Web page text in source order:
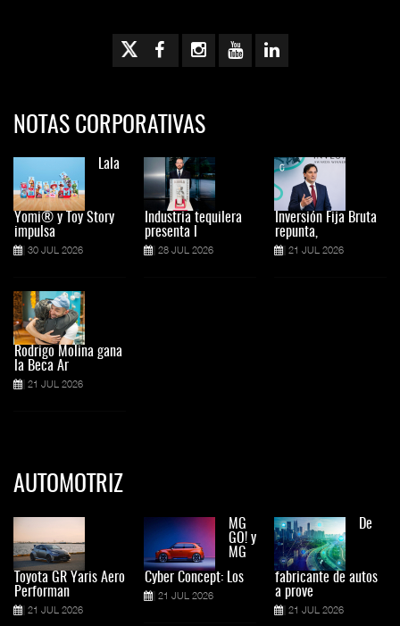
NOTAS CORPORATIVAS
Lala
Yomi® y Toy Story
impulsa
30 JUL 2026
Rodrigo Molina gana
la Beca Ar
21 JUL 2026
Industria tequilera
presenta l
28 JUL 2026
Inversión Fija Bruta
repunta,
21 JUL 2026
AUTOMOTRIZ
Toyota GR Yaris Aero
Performan
21 JUL 2026
MG
GO! y
MG
Cyber Concept: Los
21 JUL 2026
De
fabricante de autos
a prove
21 JUL 2026